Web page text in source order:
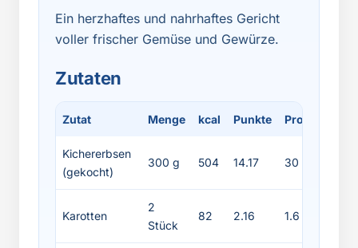
Ein herzhaftes und nahrhaftes Gericht
voller frischer Gemüse und Gewürze.
Zutaten
Zutat Menge kcal Punkte Protein
Kichererbsen
(gekocht)
300 g 504 14.17 30
Karotten
2
Stück
82 2.16 1.6